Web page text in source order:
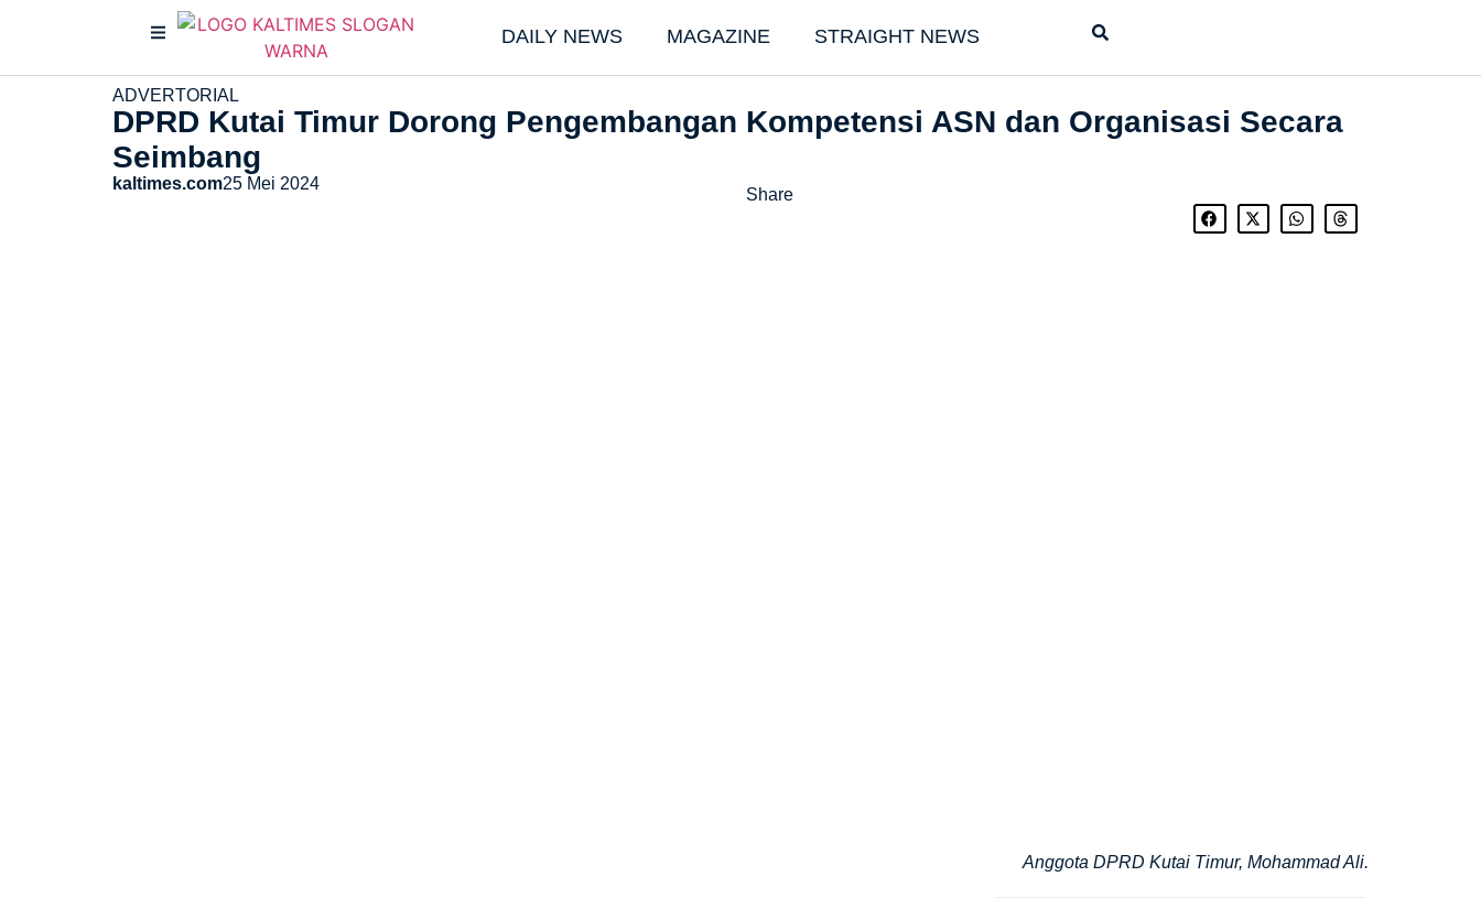
DAILY NEWS MAGAZINE STRAIGHT NEWS
ADVERTORIAL
DPRD Kutai Timur Dorong Pengembangan Kompetensi ASN dan Organisasi Secara
Seimbang
kaltimes.com25 Mei 2024
Share
Anggota DPRD Kutai Timur, Mohammad Ali.